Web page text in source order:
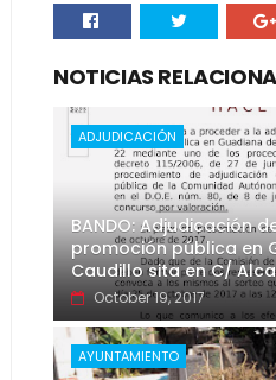
NOTICIAS
ADJUDICACIÓN
BANDO: Adjudicación
promoción pública en
Caudillo sita en C/
October 19, 2017
AYUNTAMIENTO